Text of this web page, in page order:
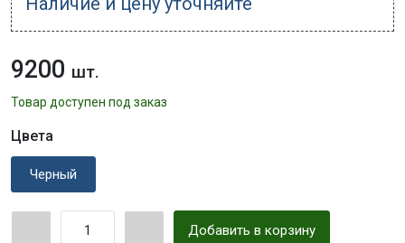
9200 шт.
Товар доступен под заказ
Цвета
Черный
Добавить в корзину